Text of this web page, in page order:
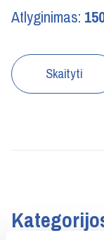
Atlyginimas:
Skaityti